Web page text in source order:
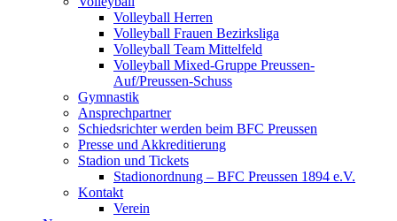
Volleyball Herren
Volleyball Frauen Bezirksliga
Volleyball Team Mittelfeld
Volleyball Mixed-Gruppe Preussen-
Auf/Preussen-Schuss
Gymnastik
Ansprechpartner
Schiedsrichter werden beim BFC Preussen
Presse und Akkreditierung
Stadion und Tickets
Stadionordnung – BFC Preussen 1894 e.V.
Kontakt
Verein